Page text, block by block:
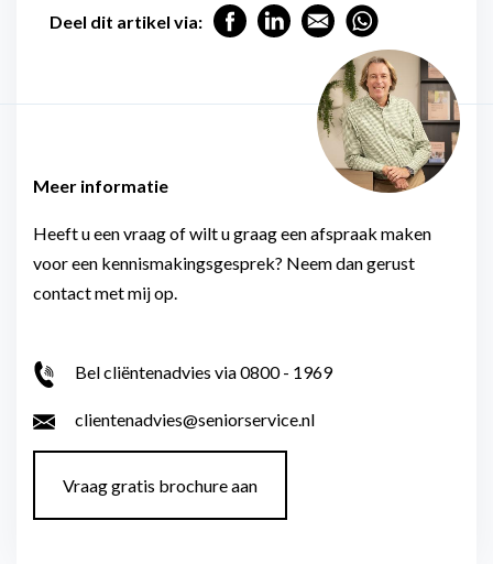
Deel dit artikel via:
Meer informatie
Heeft u een vraag of wilt u graag een afspraak maken
voor een kennismakingsgesprek? Neem dan gerust
contact met mij op.
Bel cliëntenadvies via 0800 - 1969
clientenadvies@seniorservice.nl
Vraag gratis brochure aan